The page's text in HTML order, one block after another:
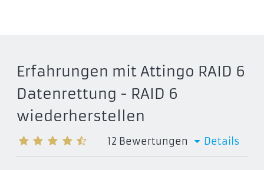
Erfahrungen mit Attingo RAID 6
Datenrettung - RAID 6
wiederherstellen
12 Bewertungen Details